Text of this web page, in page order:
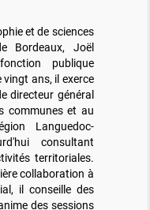
et de sciences
Bordeaux, Joël
publique
ans, il exerce
directeur général
communes et au
Languedoc-
consultant
territoriales.
collaboration à
il conseille des
des sessions